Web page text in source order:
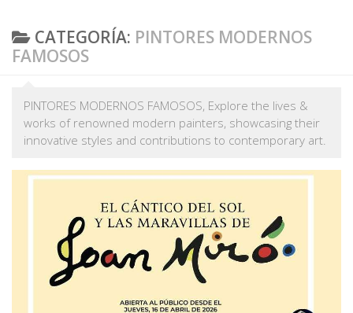
CATEGORÍA: PINTORES MODERNOS
FAMOSOS
PINTORES MODERNOS FAMOSOS, Explore the lives &
works of renowned modern painters, showcasing their
innovative styles and contributions to contemporary art.